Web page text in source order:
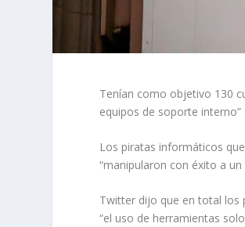
Tenían como objetivo 130
equipos de soporte interno”
Los piratas informáticos
“manipularon con éxito a
Twitter dijo que en total los
“el uso de herramientas